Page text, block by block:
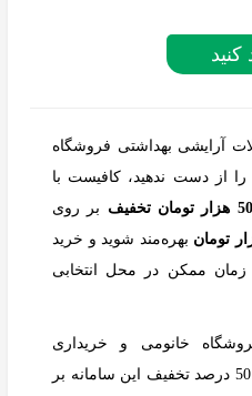
کنید
آرایشی بهداشتی فروشگاه
از دست ندهید، کافیست با
بر روی
بهره‌مند شوید و خرید
زمان ممکن در محل انتخابی
خانومی و خریداری
محصولات آرایشی بهداشتی با 50 درصد تخفیف این سامانه بر